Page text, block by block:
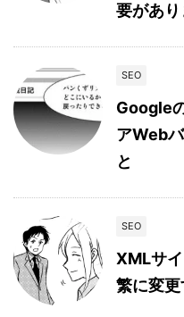
要があり
SEO
Google
アWeb
と
SEO
XMLサ
繁に変更